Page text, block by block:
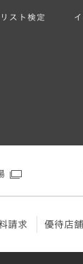
スト検定
請求 優待店